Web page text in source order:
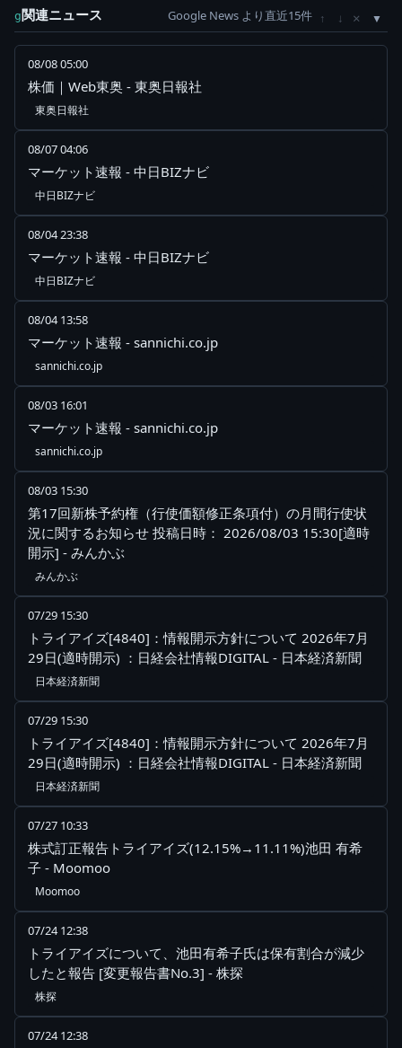
g関連ニュース Google News より直近15件 ↑ ↓ ×
08/08 05:00
株価｜Web東奥 - 東奥日報社
東奥日報社
08/07 04:06
マーケット速報 - 中日BIZナビ
中日BIZナビ
08/04 23:38
マーケット速報 - 中日BIZナビ
中日BIZナビ
08/04 13:58
マーケット速報 - sannichi.co.jp
sannichi.co.jp
08/03 16:01
マーケット速報 - sannichi.co.jp
sannichi.co.jp
08/03 15:30
第17回新株予約権（行使価額修正条項付）の月間行使状
況に関するお知らせ 投稿日時： 2026/08/03 15:30[適時
開示] - みんかぶ
みんかぶ
07/29 15:30
トライアイズ[4840]：情報開示方針について 2026年7月
29日(適時開示) ：日経会社情報DIGITAL - 日本経済新聞
日本経済新聞
07/29 15:30
トライアイズ[4840]：情報開示方針について 2026年7月
29日(適時開示) ：日経会社情報DIGITAL - 日本経済新聞
日本経済新聞
07/27 10:33
株式訂正報告トライアイズ(12.15%→11.11%)池田 有希
子 - Moomoo
Moomoo
07/24 12:38
トライアイズについて、池田有希子氏は保有割合が減少
したと報告 [変更報告書No.3] - 株探
株探
07/24 12:38